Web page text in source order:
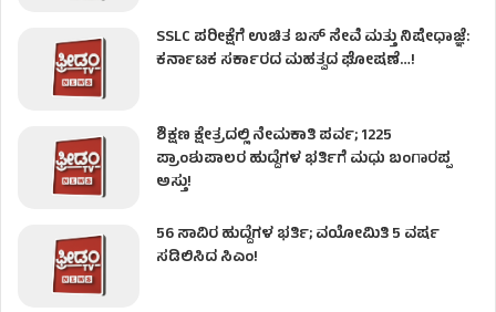
SSLC ಪರೀಕ್ಷೆಗೆ ಉಚಿತ ಬಸ್ ಸೇವೆ ಮತ್ತು ನಿಷೇಧಾಜ್ಞೆ:
ಕರ್ನಾಟಕ ಸರ್ಕಾರದ ಮಹತ್ವದ ಘೋಷಣೆ…!
ಶಿಕ್ಷಣ ಕ್ಷೇತ್ರದಲ್ಲಿ ನೇಮಕಾತಿ ಪರ್ವ; 1225
ಪ್ರಾಂಶುಪಾಲರ ಹುದ್ದೆಗಳ ಭರ್ತಿಗೆ ಮಧು ಬಂಗಾರಪ್ಪ
ಅಸ್ತು!
56 ಸಾವಿರ ಹುದ್ದೆಗಳ ಭರ್ತಿ; ವಯೋಮಿತಿ 5 ವರ್ಷ
ಸಡಿಲಿಸಿದ ಸಿಎಂ!